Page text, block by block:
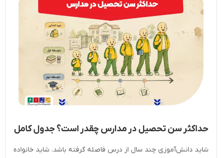
حداکثر سن تحصیل در مدارس چقدر است؟ جدول کامل
شرایط سنی ثبت‌نام
شاید دانش‌آموزی چند سال از درس فاصله گرفته باشد. شاید خانواده